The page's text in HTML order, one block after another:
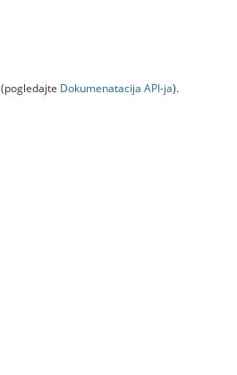
(pogledajte Dokumenаtаcijа API-jа).